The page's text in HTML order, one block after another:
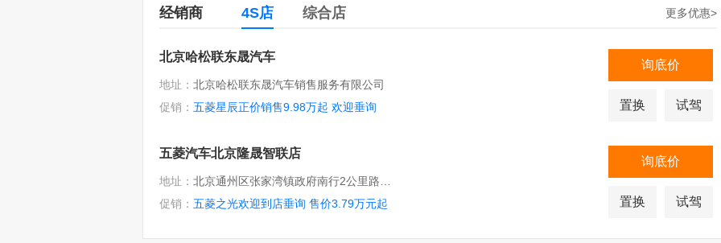
经销商 4S店 综合店 更多优惠>
北京哈松联东晟汽车
地址： 北京哈松联东晟汽车销售服务有限公司
促销： 五菱星辰正价销售9.98万起 欢迎垂询
询底价
置换 试驾
五菱汽车北京隆晟智联店
地址：
促销： 五菱之光欢迎到店垂询 售价3.79万元起
询底价
置换 试驾